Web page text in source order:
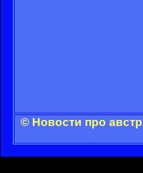
© Новости про